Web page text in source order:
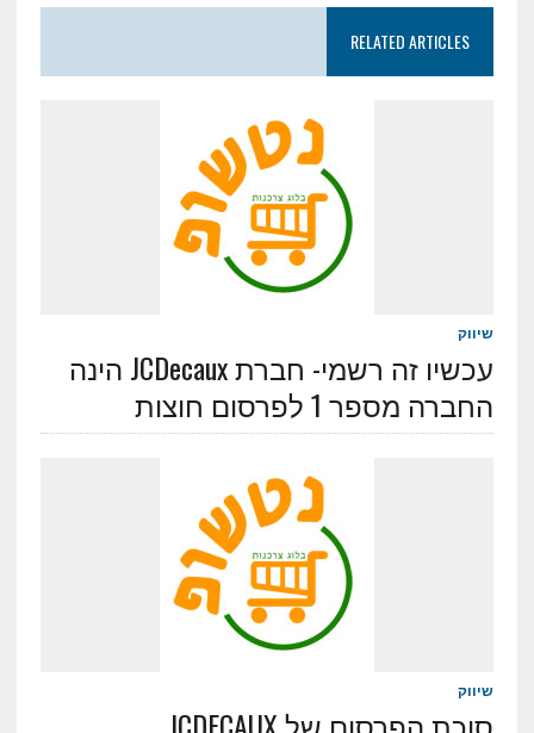
RELATED ARTICLES
שיווק
עכשיו זה רשמי- חברת JCDecaux הינה
החברה מספר 1 לפרסום חוצות
שיווק